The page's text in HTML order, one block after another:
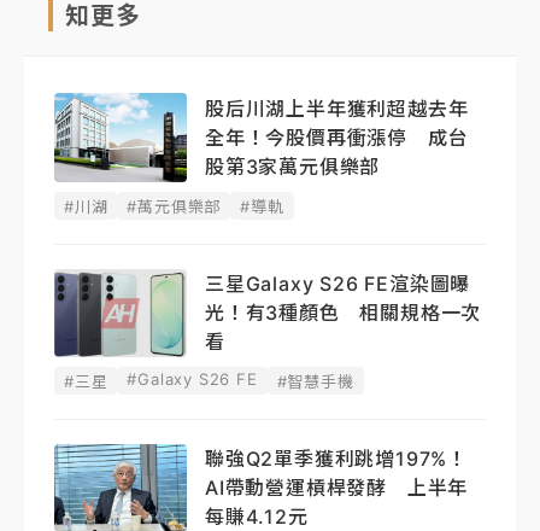
知更多
股后川湖上半年獲利超越去年
全年！今股價再衝漲停 成台
股第3家萬元俱樂部
#川湖 #萬元俱樂部 #導軌
三星Galaxy S26 FE渲染圖曝
光！有3種顏色 相關規格一次
看
#三星 #Galaxy S26 FE #智慧手機
聯強Q2單季獲利跳增197%！
AI帶動營運槓桿發酵 上半年
每賺4.12元